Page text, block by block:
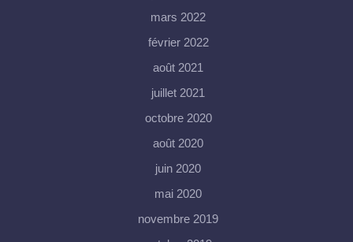
mars 2022
février 2022
août 2021
juillet 2021
octobre 2020
août 2020
juin 2020
mai 2020
novembre 2019